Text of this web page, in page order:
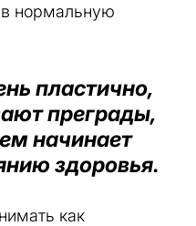
нормальную
пластично,
преграды,
начинает
здоровья.
как